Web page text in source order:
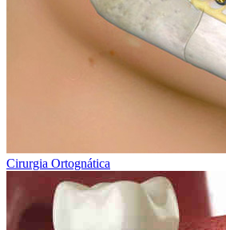
Cirurgia Ortognática